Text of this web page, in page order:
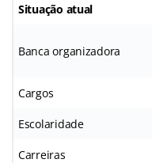
Situação atual
Banca organizadora
Cargos
Escolaridade
Carreiras